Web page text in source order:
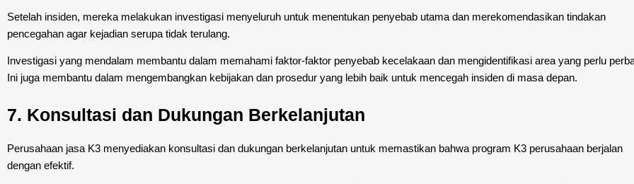
Setelah insiden, mereka melakukan investigasi menyeluruh untuk menentukan penyebab utama dan merekomendasikan tindakan
pencegahan agar kejadian serupa tidak terulang.
Investigasi yang mendalam membantu dalam memahami faktor-faktor penyebab kecelakaan dan mengidentifikasi area yang perlu
Ini juga membantu dalam mengembangkan kebijakan dan prosedur yang lebih baik untuk mencegah insiden di masa depan.
7. Konsultasi dan Dukungan Berkelanjutan
Perusahaan jasa K3 menyediakan konsultasi dan dukungan berkelanjutan untuk memastikan bahwa program K3 perusahaan berjalan
dengan efektif.